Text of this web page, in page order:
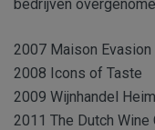
bedrijven
2007 Maison Evasion
2008 Icons of Taste
2009 Wijnhandel
2011 The Dutch Wine